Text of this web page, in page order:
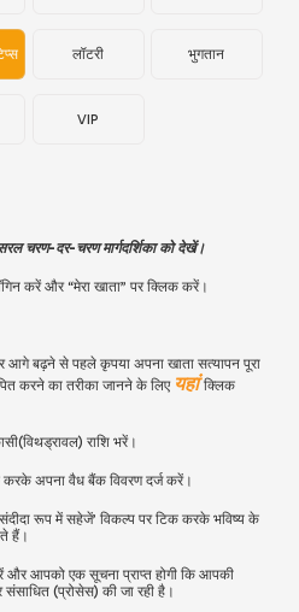
लॉटरी भुगतान
VIP
चरण-दर-चरण मार्गदर्शिका को देखें।
करें और“मेरा खाता” पर क्लिक करें।
आगे बढ़ने से पहले कृपया अपना खाता सत्यापन पूरा
करने का तरीका जानने के लिए यहांक्लिक
राशि भरें।
करके अपना वैध बैंक विवरण दर्ज करें।
रूप में सहेजें’ विकल्प पर टिक करके भविष्य के
हैं।
और आपको एक सूचना प्राप्त होगी कि आपकी
संसाधित (प्रोसेस) की जा रही है।